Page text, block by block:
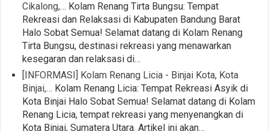
Cikalong,… Kolam Renang Tirta Bungsu: Tempat
Rekreasi dan Relaksasi di Kabupaten Bandung Barat
Halo Sobat Semua! Selamat datang di Kolam Renang
Tirta Bungsu, destinasi rekreasi yang menawarkan
kesegaran dan relaksasi di…
[INFORMASI] Kolam Renang Licia - Binjai Kota, Kota
Binjai,… Kolam Renang Licia: Tempat Rekreasi Asyik di
Kota Binjai Halo Sobat Semua! Selamat datang di Kolam
Renang Licia, tempat rekreasi yang menyenangkan di
Kota Binjai, Sumatera Utara. Artikel ini akan…